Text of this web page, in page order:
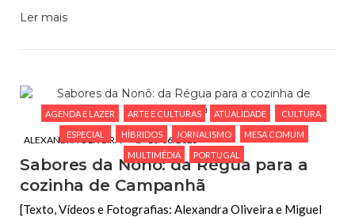
Ler mais
AGENDA E LAZER ARTE E CULTURAS ATUALIDADE
CULTURA
ESPECIAL
HÍBRIDOS JORNALISMO
MESA COMUM
MULTIMÉDIA
PORTUGAL
ALEXANDRA OLIVEIRA 10/06/2025
Sabores da Nonô: da Régua para a
cozinha de Campanhã
[Texto, Vídeos e Fotografias: Alexandra Oliveira e Miguel